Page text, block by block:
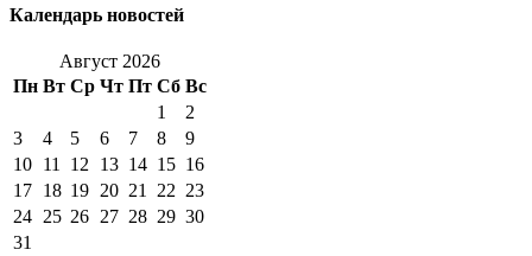
Календарь новостей
Август 2026
Пн Вт Ср Чт Пт Сб Вс
1
2
3
4 5 6 7 8
9
10 11 12 13 14 15 16
17 18 19 20 21 22 23
24 25 26 27 28 29 30
31